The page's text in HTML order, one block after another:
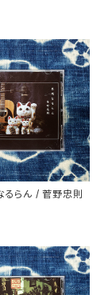
るらん / 菅野忠則